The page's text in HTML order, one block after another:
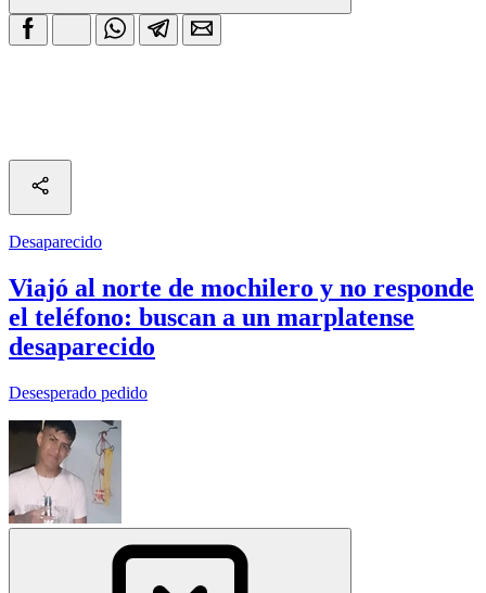
Desaparecido
Viajó al norte de mochilero y no responde
el teléfono: buscan a un marplatense
desaparecido
Desesperado pedido